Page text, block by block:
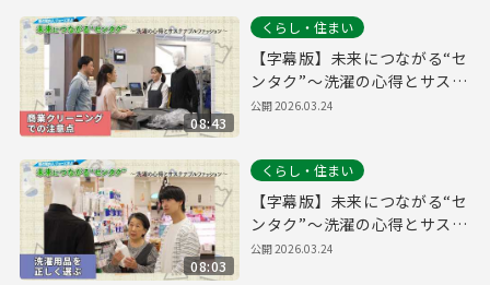
08:43
くらし・住まい
【字幕版】未来につながる“セ
ンタク”～洗濯の心得とサステ
ナブルファッション～【商業
公開2026.03.24
08:03
くらし・住まい
【字幕版】未来につながる“セ
ンタク”～洗濯の心得とサステ
ナブルファッション～【洗濯
公開2026.03.24